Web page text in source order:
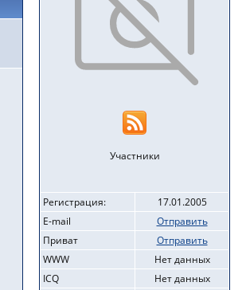
Участники
Регистрация:
17.01.2005
E-mail
Отправить
Приват
Отправить
WWW
Нет данных
ICQ
Нет данных